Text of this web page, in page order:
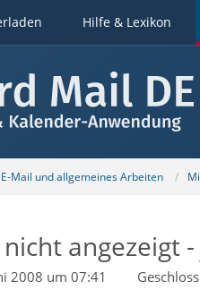
Hilfe & Lexikon
Mail und allgemeines Arbeiten
angezeigt
2008 um 07:41